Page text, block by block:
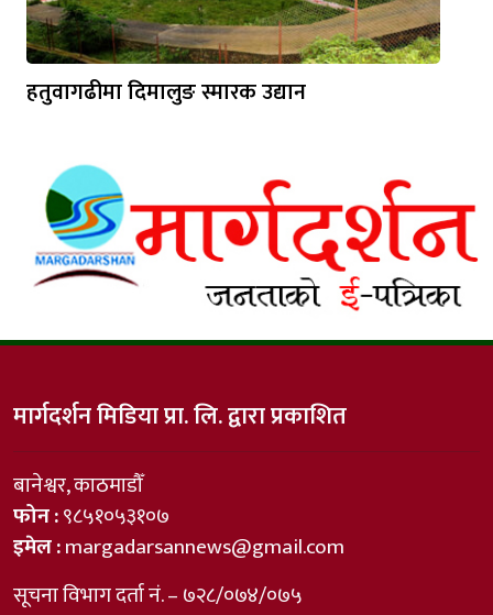
हतुवागढीमा दिमालुङ स्मारक उद्यान
मार्गदर्शन मिडिया प्रा. लि. द्वारा प्रकाशित
बानेश्वर, काठमाडौँ
फोन :९८५१०५३१०७
इमेल :margadarsannews@gmail.com
सूचना विभाग दर्ता नं. – ७२८/०७४/०७५